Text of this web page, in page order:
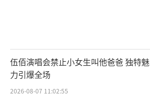
伍佰演唱会禁止小女生叫他爸爸 独特魅
力引爆全场
2026-08-07 11:02:55